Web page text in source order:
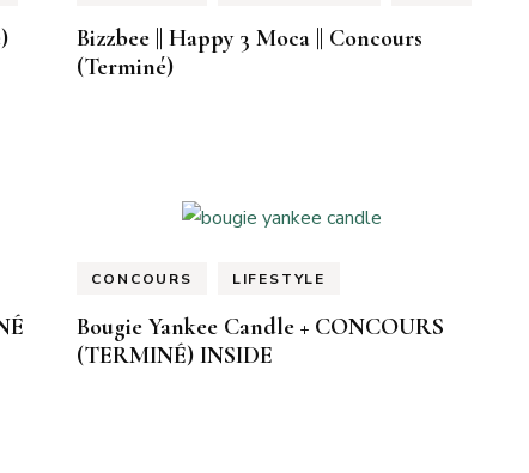
Bizzbee || Happy 3 Moca || Concours
(Terminé)
CONCOURS LIFESTYLE
Bougie Yankee Candle + CONCOURS
(TERMINÉ) INSIDE